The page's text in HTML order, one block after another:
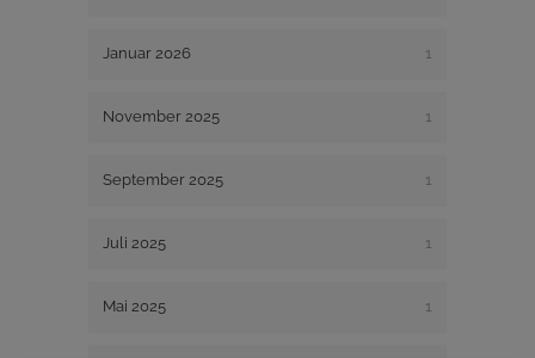
Januar 2026 1
November 2025 1
September 2025 1
Juli 2025 1
Mai 2025 1